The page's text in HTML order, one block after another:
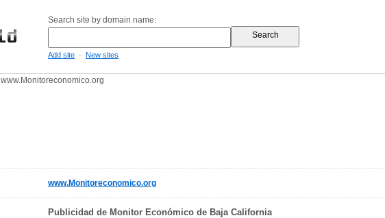
Search site by domain name:
Add site - New sites
www.Monitoreconomico.org
www.Monitoreconomico.org
Publicidad de Monitor Económico de Baja California